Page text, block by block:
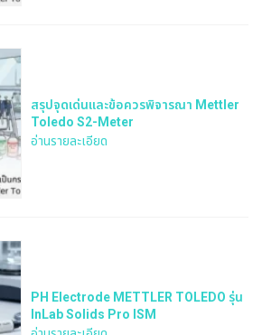
สรุปจุดเด่นและข้อควรพิจารณา Mettler
Toledo S2-Meter
อ่านรายละเอียด
PH Electrode METTLER TOLEDO รุ่น
InLab Solids Pro ISM